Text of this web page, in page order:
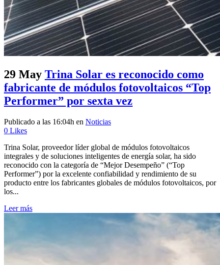
29 May Trina Solar es reconocido como
fabricante de módulos fotovoltaicos “Top
Performer” por sexta vez
Publicado a las 16:04h en Noticias
0 Likes
Trina Solar, proveedor líder global de módulos fotovoltaicos
integrales y de soluciones inteligentes de energía solar, ha sido
reconocido con la categoría de “Mejor Desempeño” (“Top
Performer”) por la excelente confiabilidad y rendimiento de su
producto entre los fabricantes globales de módulos fotovoltaicos, por
los...
Leer más